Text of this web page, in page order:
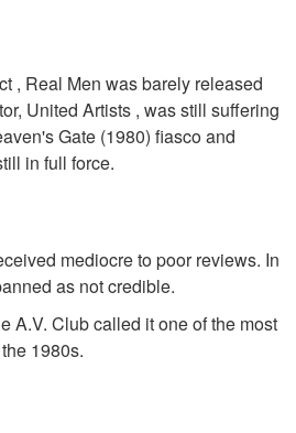
, Real Men was barely released
United Artists , was still suffering
Gate (1980) fiasco and
in full force.
mediocre to poor reviews. In
as not credible.
A.V. Club called it one of the most
1980s.